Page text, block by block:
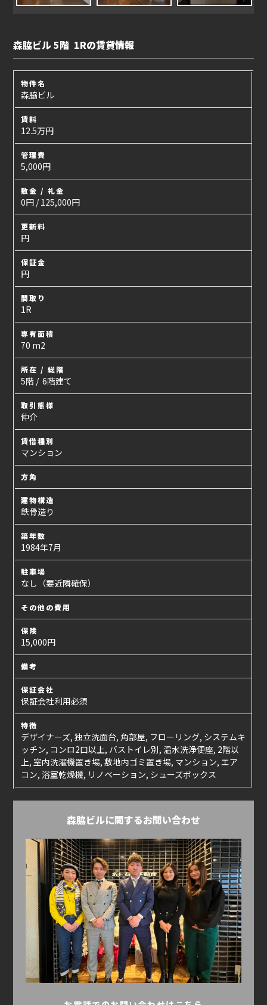
森脇ビル 5階 1Rの賃貸情報
物件名
森脇ビル
賃料
12.5万円
管理費
5,000円
敷金 / 礼金
0円 / 125,000円
更新料
円
保証金
円
間取り
1R
専有面積
70 m2
所在 / 総階
5階 / 6階建て
取引態様
仲介
賃借種別
マンション
方角
建物構造
鉄骨造り
築年数
1984年7月
駐車場
なし（要近隣確保）
その他の費用
保険
15,000円
備考
保証会社
保証会社利用必須
特徴
デザイナーズ, 独立洗面台, 角部屋, フローリング, システムキ
ッチン, コンロ2口以上, バストイレ別, 温水洗浄便座, 2階以
上, 室内洗濯機置き場, 敷地内ゴミ置き場, マンション, エア
コン, 浴室乾燥機, リノベーション, シューズボックス
森脇ビルに関するお問い合わせ